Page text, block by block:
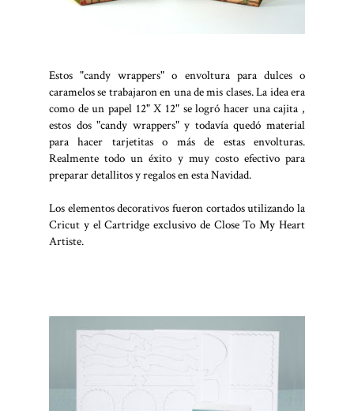
Estos "candy wrappers" o envoltura para dulces o
caramelos se trabajaron en una de mis clases. La idea era
como de un papel 12" X 12" se logró hacer una cajita ,
estos dos "candy wrappers" y todavía quedó material
para hacer tarjetitas o más de estas envolturas.
Realmente todo un éxito y muy costo efectivo para
preparar detallitos y regalos en esta Navidad.
Los elementos decorativos fueron cortados utilizando la
Cricut y el Cartridge exclusivo de Close To My Heart
Artiste.